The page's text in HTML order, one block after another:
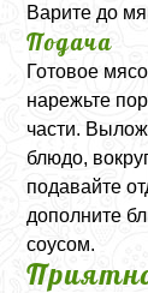
Варите до
Подача
Готовое
нарежьте
части.
блюдо,
подавайте
дополните
соусом.